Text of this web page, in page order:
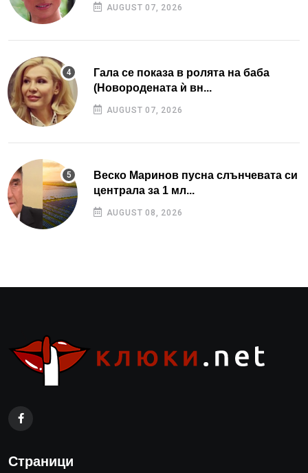
AUGUST 07, 2026
Гала се показа в ролята на баба
(Новородената ѝ вн...
AUGUST 07, 2026
Веско Маринов пусна слънчевата си
централа за 1 мл...
AUGUST 08, 2026
Страници